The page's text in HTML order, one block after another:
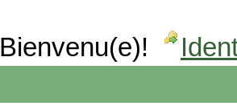
Bienvenu(e)!